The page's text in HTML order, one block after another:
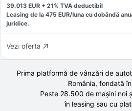
39.013 EUR + 21% TVA deductibil
Leasing de la 475 EUR/luna cu dobăndă
juridice.
Vezi oferta
Prima platformă de vânzări de
România, fondată în
Peste 28.500 demașini noi
în leasing sau cu